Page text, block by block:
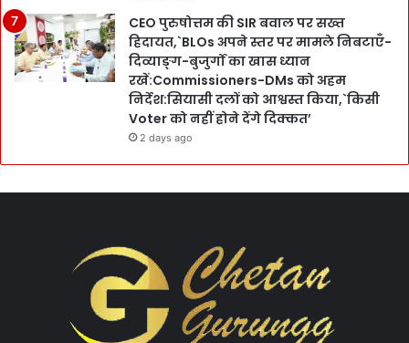
CEO पुरुषोत्तम की SIR बवाल पर सख्त
हिदायत,`BLOs अपने स्तर पर मामले निबटाएँ-
दिव्याङ्ग-बुजुर्गों का खास ध्यान
रखें:Commissioners-DMs को अहम
निर्देश:सियासी दलों को आश्वस्त किया,`किसी
Voter को नहीं होने देंगे दिक्कत’
2 days ago